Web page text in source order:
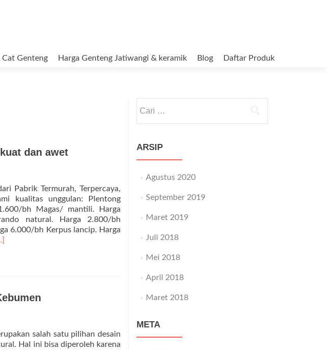
Cat Genteng Harga Genteng Jatiwangi & keramik Blog Daftar Produk
dan awet
Pabrik Termurah, Terpercaya,
kualitas unggulan: Plentong
bh Magas/ mantili. Harga
natural. Harga 2.800/bh
6.000/bh Kerpus lancip. Harga
salah satu pilihan desain
Hal ini bisa diperoleh karena
ARSIP
Agustus 2020
September 2019
Maret 2019
Juli 2018
Mei 2018
April 2018
Maret 2018
META